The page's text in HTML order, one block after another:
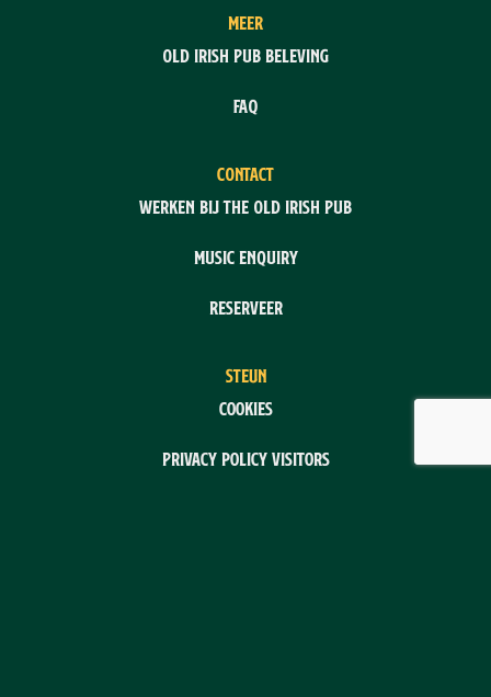
MEER
Old Irish Pub Beleving
FAQ
CONTACT
Werken bij The Old Irish Pub
Music enquiry
Reserveer
STEUN
Cookies
Privacy policy visitors